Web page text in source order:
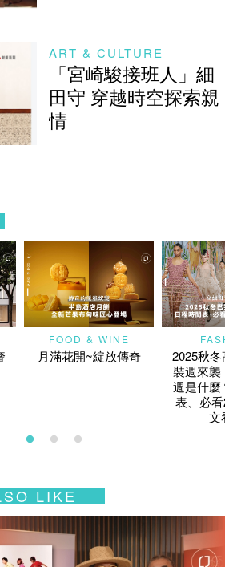
ART & CULTURE
「宮崎駿接班人」細
田守 穿越時空探索親
情
FOOD & WINE
月滿花開~綻放傳奇
2025秋冬
裝週來襲
週是什麼
表、必看
文
LIKE